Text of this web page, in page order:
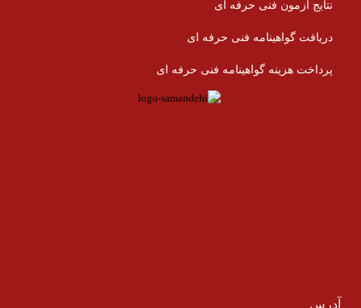
نتایج آزمون فنی حرفه ای
دریافت گواهینامه فنی حرفه ای
پرداخت هزینه گواهینامه فنی حرفه ای
آدرس